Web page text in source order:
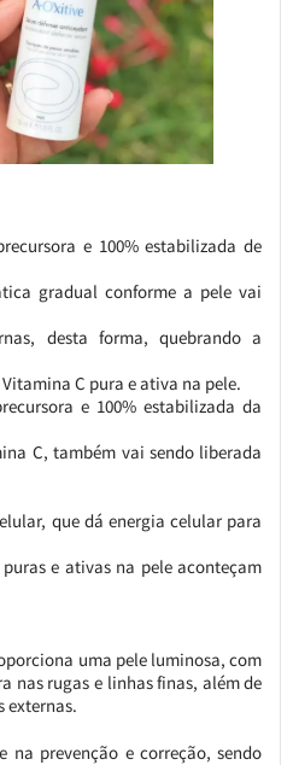
e 100% estabilizada de
gradual conforme a pele vai
desta forma, quebrando a
C pura e ativa na pele.
e 100% estabilizada da
C, também vai sendo liberada
que dá energia celular para
e ativas na pele aconteçam
uma pele luminosa, com
nas rugas e linhas finas, além de
externas.
na prevenção e correção, sendo